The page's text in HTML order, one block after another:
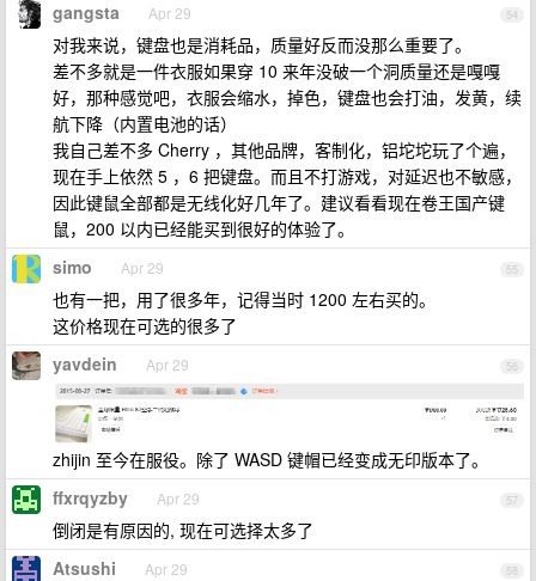
54
gangsta Apr 29
对我来说，键盘也是消耗品，质量好反而没那么重要了。
差不多就是一件衣服如果穿 10 来年没破一个洞质量还是嘎嘎
好，那种感觉吧，衣服会缩水，掉色，键盘也会打油，发黄，续
航下降（内置电池的话）
我自己差不多 Cherry ，其他品牌，客制化，铝坨坨玩了个遍，
现在手上依然 5 ，6 把键盘。而且不打游戏，对延迟也不敏感，
因此键鼠全部都是无线化好几年了。建议看看现在卷王国产键
鼠，200 以内已经能买到很好的体验了。
55
simo Apr 29
也有一把，用了很多年，记得当时 1200 左右买的。
这价格现在可选的很多了
56
yavdein Apr 29
zhijin 至今在服役。除了 WASD 键帽已经变成无印版本了。
57
ffxrqyzby Apr 29
倒闭是有原因的, 现在可选择太多了
58
Atsushi Apr 29